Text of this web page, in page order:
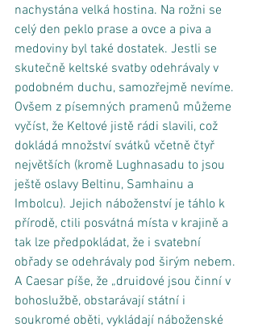
nachystána velká hostina. Na rožni se
celý den peklo prase a ovce a piva a
medoviny byl také dostatek. Jestli se
skutečně keltské svatby odehrávaly v
podobném duchu, samozřejmě nevíme.
Ovšem z písemných pramenů můžeme
vyčíst, že Keltové jistě rádi slavili, což
dokládá množství svátků včetně čtyř
největších (kromě Lughnasadu to jsou
ještě oslavy Beltinu, Samhainu a
Imbolcu). Jejich náboženství je táhlo k
přírodě, ctili posvátná místa v krajině a
tak lze předpokládat, že i svatební
obřady se odehrávaly pod širým nebem.
A Caesar píše, že „druidové jsou činní v
bohoslužbě, obstarávají státní i
soukromé oběti, vykládají náboženské